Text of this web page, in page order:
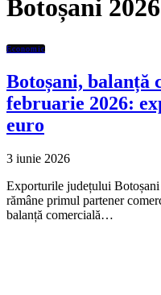
Botoșani 2026
Economic
Botoșani, balanță
februarie 2026:
euro
3 iunie 2026
Exporturile județului
rămâne primul partener
balanță comercială…